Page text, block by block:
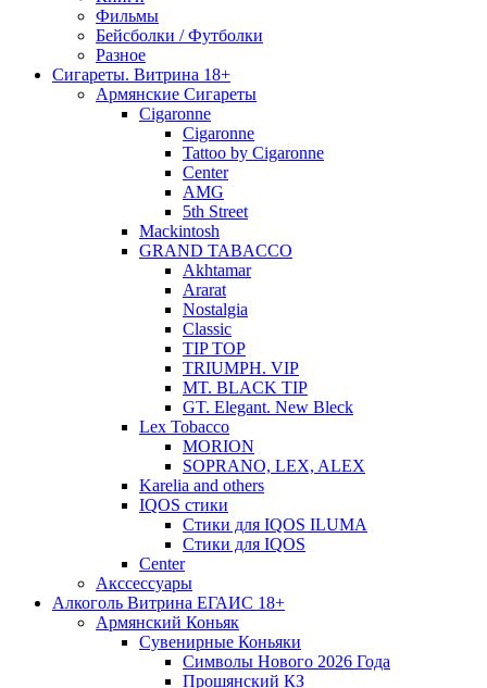
Фильмы
Бейсболки / Футболки
Разное
Сигареты. Витрина 18+
Армянские Сигареты
Cigaronne
Cigaronne
Tattoo by Cigaronne
Center
AMG
5th Street
Mackintosh
GRAND TABACCO
Akhtamar
Ararat
Nostalgia
Classic
TIP TOP
TRIUMPH. VIP
MT. BLACK TIP
GT. Elegant. New Bleck
Lex Tobacco
MORION
SOPRANO, LEX, ALEX
Karelia and others
IQOS стики
Стики для IQOS ILUMA
Стики для IQOS
Сenter
Акссессуары
Алкоголь Витрина ЕГАИС 18+
Армянский Коньяк
Сувенирные Коньяки
Символы Нового 2026 Года
Прошянский КЗ